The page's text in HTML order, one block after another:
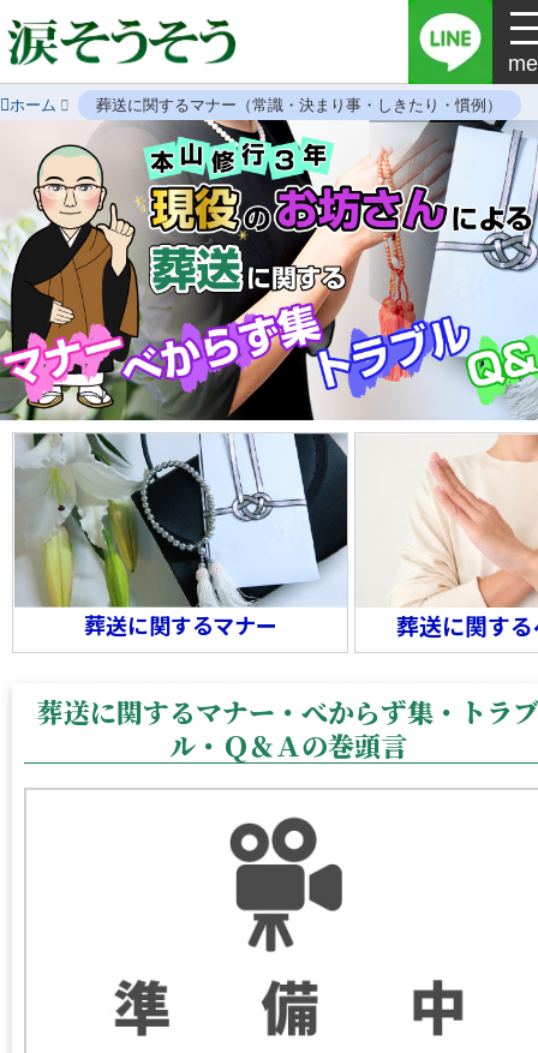
ホーム 葬送に関するマナー（常識・決まり事・しきたり・慣例）
葬送に関するマナー 葬送に関す
葬送に関するマナー・べからず集・トラブ
ル・Ｑ＆Ａの巻頭言